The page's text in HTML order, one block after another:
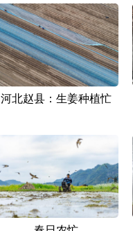
河北赵县：生姜种植忙